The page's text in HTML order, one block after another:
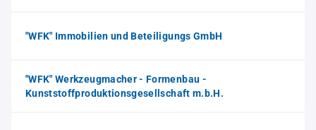
"WFK" Immobilien und Beteiligungs GmbH
"WFK" Werkzeugmacher - Formenbau -
Kunststoffproduktionsgesellschaft m.b.H.